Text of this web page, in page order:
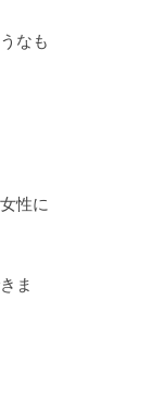
なも
性に
ま